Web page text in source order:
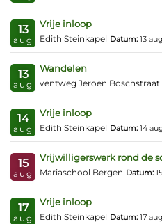
13
aug
Vrije inloop
Edith Steinkapel Datum: 13
13
aug
Wandelen
ventweg Jeroen Boschstraat
14
aug
Vrije inloop
Edith Steinkapel Datum: 14
15
aug
Vrijwilligerswerk rond de
Mariaschool Bergen Datum:
17
aug
Vrije inloop
Edith Steinkapel Datum: 17